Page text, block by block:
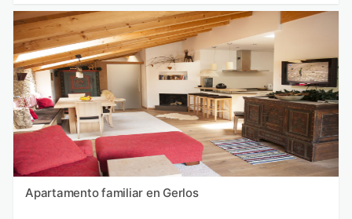
Apartamento familiar en Gerlos